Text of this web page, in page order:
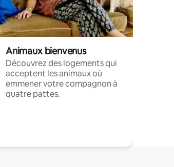
Animaux bienvenus
Découvrez des logements qui
acceptent les animaux où
emmener votre compagnon à
quatre pattes.